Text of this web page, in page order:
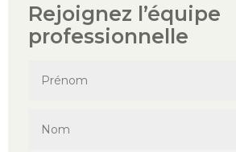
Rejoignez l’équipe
professionnelle